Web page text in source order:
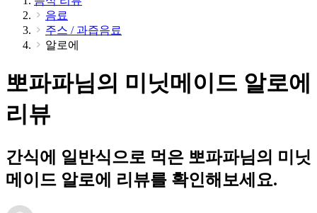
음료
주스 / 과즙음료
알로에
뽀파파님의 미닛메이드 알로에
리뷰
간식에 일반식으로 먹은 뽀파파님의 미닛
메이드 알로에 리뷰를 확인해보세요.